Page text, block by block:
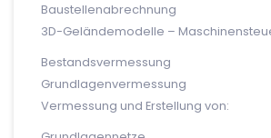
Baustellenabrechnung
3D-Geländemodelle –
Bestandsvermessung
Grundlagenvermessung
Vermessung und Erstellung von: